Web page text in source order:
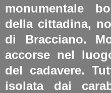
monumentale
della cittadina,
di Bracciano.
accorse nel
del cadavere.
isolata dai